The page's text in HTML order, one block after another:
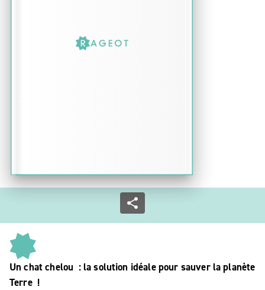
Un chat chelou : la solution idéale pour sauver la planète
Terre !